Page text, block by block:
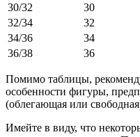
30/32
30
32/34
32
34/36
34
36/38
36
Помимо таблицы,
особенности фигуры,
(облегающая или
Имейте в виду, что